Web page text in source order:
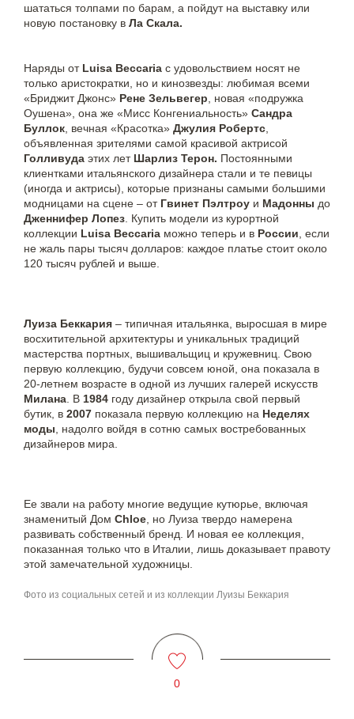
шататься толпами по барам, а пойдут на выставку или
новую постановку в Ла Скала.
Наряды от Luisa Beccaria с удовольствием носят не
только аристократки, но и кинозвезды: любимая всеми
«Бриджит Джонс» Рене Зельвегер , новая «подружка
Оушена», она же «Мисс Конгениальность» Сандра
Буллок , вечная «Красотка» Джулия Робертс
объявленная зрителями самой красивой актрисой
Голливуда этих летШарлиз Терон. Постоянными
клиентками итальянского дизайнера стали и те певицы
(иногда и актрисы), которые признаны самыми большими
модницами на сцене – от Гвинет Пэлтроу и Мадонны до
Дженнифер Лопез . Купить модели из курортной
коллекции Luisa Beccaria можно теперь и в России , если
не жаль пары тысяч долларов: каждое платье стоит около
120 тысяч рублей и выше.
Луиза Беккария – типичная итальянка, выросшая в мире
восхитительной архитектуры и уникальных традиций
мастерства портных, вышивальщиц и кружевниц. Свою
первую коллекцию, будучи совсем юной, она показала в
20-летнем возрасте в одной из лучших галерей искусств
Милана . В 1984 году дизайнер открыла свой первый
бутик, в 2007 показала первую коллекцию на Неделях
моды , надолго войдя в сотню самых востребованных
дизайнеров мира.
Ее звали на работу многие ведущие кутюрье, включая
знаменитый Дом Chloe , но Луиза твердо намерена
развивать собственный бренд. И новая ее коллекция,
показанная только что в Италии, лишь доказывает правоту
этой замечательной художницы.
Фото из социальных сетей и из коллекции Луизы Беккария
0